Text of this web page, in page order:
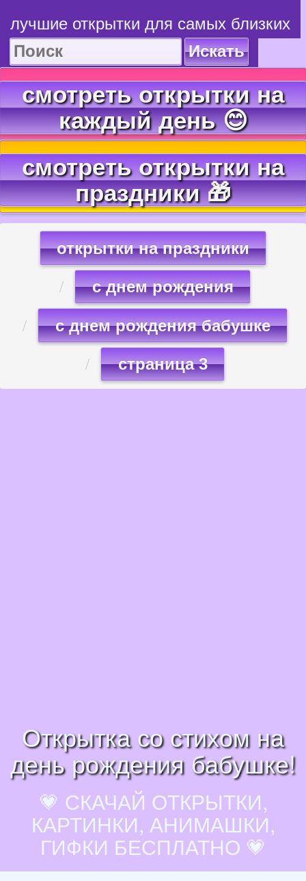
лучшие открытки для самых близких
Искать
смотреть открытки на
каждый день 😊
смотреть открытки на
праздники 🎁
открытки на праздники
с днем рождения
с днем рождения бабушке
страница 3
Открытка со стихом на
день рождения бабушке!
💗 СКАЧАЙ ОТКРЫТКИ,
КАРТИНКИ, АНИМАШКИ,
ГИФКИ БЕСПЛАТНО 💗